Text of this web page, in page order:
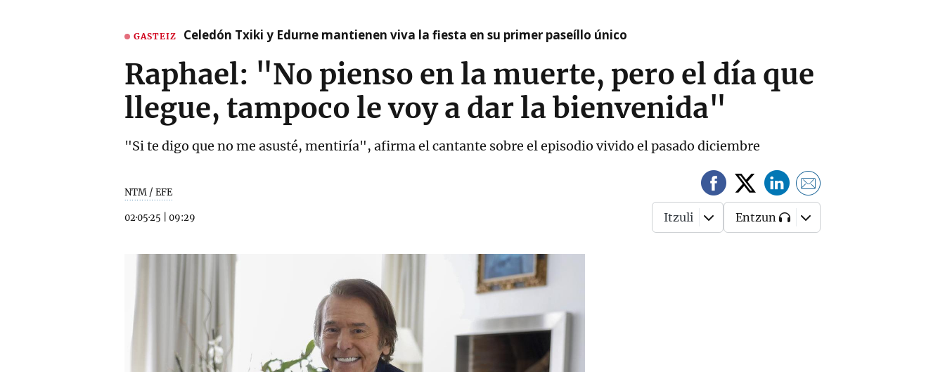
GASTEIZ Celedón Txiki y Edurne mantienen viva la fiesta en su primer paseíllo único
Raphael: "No pienso en la muerte, pero el día que
llegue, tampoco le voy a dar la bienvenida"
"Si te digo que no me asusté, mentiría", afirma el cantante sobre el episodio vivido el pasado diciembre
NTM / EFE
02·05·25 09:29 Itzuli Entzun